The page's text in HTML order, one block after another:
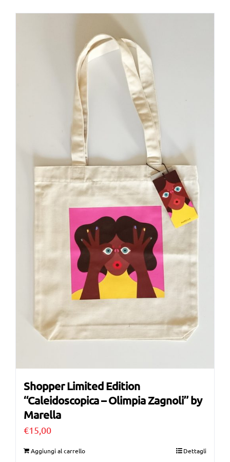
Shopper Limited Edition
“Caleidoscopica – Olimpia Zagnoli” by
Marella
€15,00
Aggiungi al carrello Dettagli